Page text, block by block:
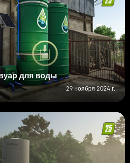
для воды
29 ноября 2024 г.